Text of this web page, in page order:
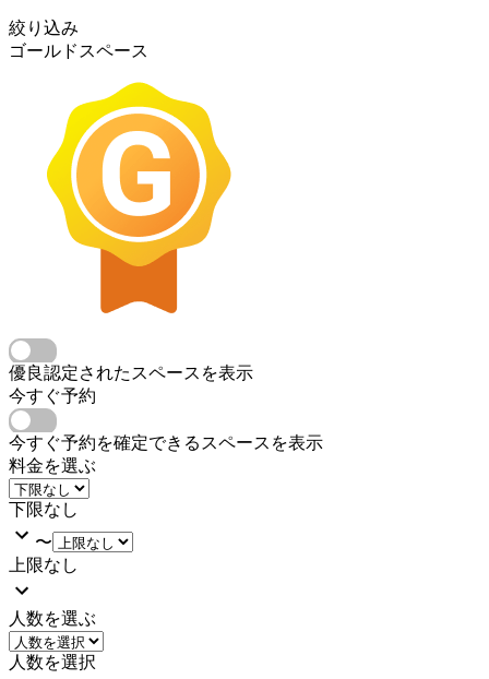
絞り込み
ゴールドスペース
優良認定されたスペースを表示
今すぐ予約
今すぐ予約を確定できるスペースを表示
料金を選ぶ
下限なし
〜
上限なし
人数を選ぶ
人数を選択